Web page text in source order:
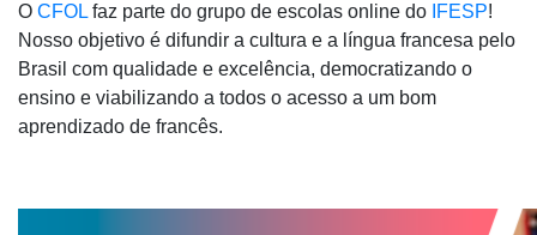
O CFOL faz parte do grupo de escolas online do IFESP!
Nosso objetivo é difundir a cultura e a língua francesa pelo
Brasil com qualidade e excelência, democratizando o
ensino e viabilizando a todos o acesso a um bom
aprendizado de francês.